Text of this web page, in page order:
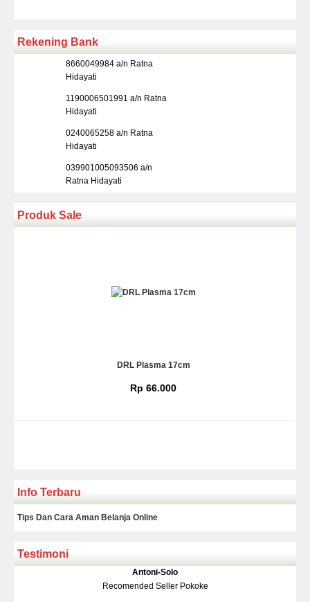
Rekening Bank
8660049984 a/n Ratna
Hidayati
1190006501991 a/n Ratna
Hidayati
0240065258 a/n Ratna
Hidayati
039901005093506 a/n
Ratna Hidayati
Produk Sale
DRL Plasma 17cm
Rp 66.000
Rp 139.000150.000
Info Terbaru
Tips Dan Cara Aman Belanja Online
Testimoni
Antoni-Solo
Recomended Seller Pokoke